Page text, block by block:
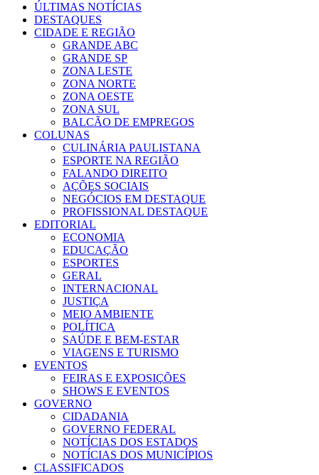
ÚLTIMAS NOTÍCIAS
DESTAQUES
CIDADE E REGIÃO
GRANDE ABC
GRANDE SP
ZONA LESTE
ZONA NORTE
ZONA OESTE
ZONA SUL
BALCÃO DE EMPREGOS
COLUNAS
CULINÁRIA PAULISTANA
ESPORTE NA REGIÃO
FALANDO DIREITO
AÇÕES SOCIAIS
NEGÓCIOS EM DESTAQUE
PROFISSIONAL DESTAQUE
EDITORIAL
ECONOMIA
EDUCAÇÃO
ESPORTES
GERAL
INTERNACIONAL
JUSTIÇA
MEIO AMBIENTE
POLÍTICA
SAÚDE E BEM-ESTAR
VIAGENS E TURISMO
EVENTOS
FEIRAS E EXPOSIÇÕES
SHOWS E EVENTOS
GOVERNO
CIDADANIA
GOVERNO FEDERAL
NOTÍCIAS DOS ESTADOS
NOTÍCIAS DOS MUNICÍPIOS
CLASSIFICADOS